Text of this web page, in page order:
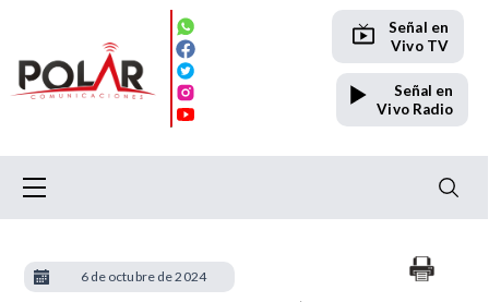
Señal en
Vivo TV
Señal en
Vivo Radio
6 de octubre de 2024